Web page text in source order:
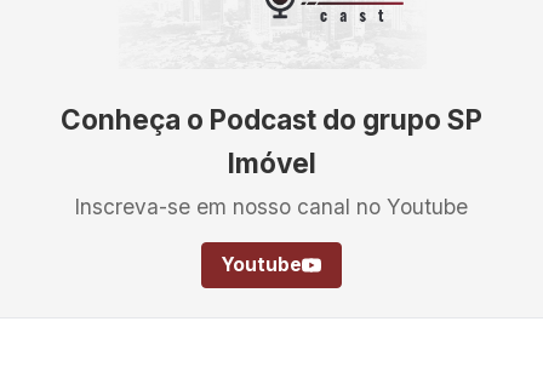
Conheça o Podcast do grupo SP
Imóvel
Inscreva-se em nosso canal no Youtube
Youtube